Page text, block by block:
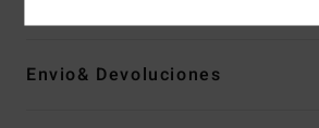
Envio& Devoluciones